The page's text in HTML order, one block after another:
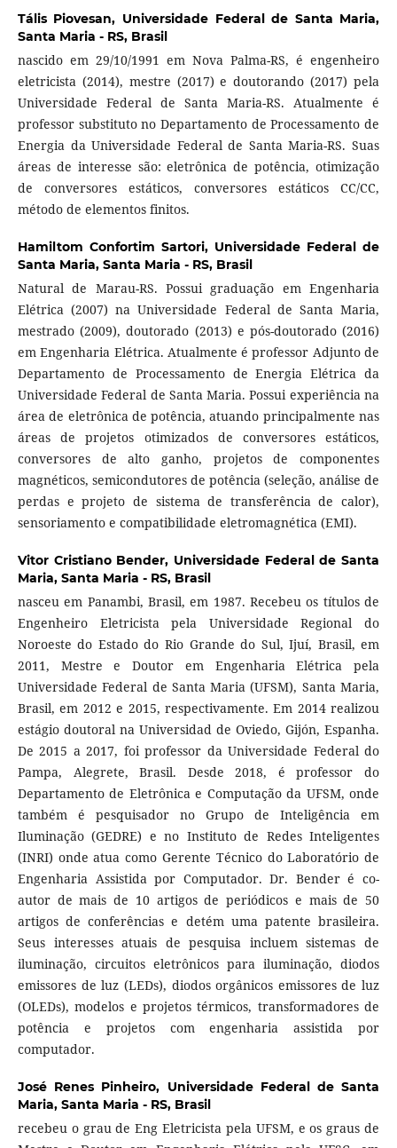
Tális Piovesan, Universidade Federal de Santa Maria,
Santa Maria - RS, Brasil
nascido em 29/10/1991 em Nova Palma-RS, é engenheiro
eletricista (2014), mestre (2017) e doutorando (2017) pela
Universidade Federal de Santa Maria-RS. Atualmente é
professor substituto no Departamento de Processamento de
Energia da Universidade Federal de Santa Maria-RS. Suas
áreas de interesse são: eletrônica de potência, otimização
de conversores estáticos, conversores estáticos CC/CC,
método de elementos finitos.
Hamiltom Confortim Sartori, Universidade Federal de
Santa Maria, Santa Maria - RS, Brasil
Natural de Marau-RS. Possui graduação em Engenharia
Elétrica (2007) na Universidade Federal de Santa Maria,
mestrado (2009), doutorado (2013) e pós-doutorado (2016)
em Engenharia Elétrica. Atualmente é professor Adjunto de
Departamento de Processamento de Energia Elétrica da
Universidade Federal de Santa Maria. Possui experiência na
área de eletrônica de potência, atuando principalmente nas
áreas de projetos otimizados de conversores estáticos,
conversores de alto ganho, projetos de componentes
magnéticos, semicondutores de potência (seleção, análise de
perdas e projeto de sistema de transferência de calor),
sensoriamento e compatibilidade eletromagnética (EMI).
Vitor Cristiano Bender, Universidade Federal de Santa
Maria, Santa Maria - RS, Brasil
nasceu em Panambi, Brasil, em 1987. Recebeu os títulos de
Engenheiro Eletricista pela Universidade Regional do
Noroeste do Estado do Rio Grande do Sul, Ijuí, Brasil, em
2011, Mestre e Doutor em Engenharia Elétrica pela
Universidade Federal de Santa Maria (UFSM), Santa Maria,
Brasil, em 2012 e 2015, respectivamente. Em 2014 realizou
estágio doutoral na Universidad de Oviedo, Gijón, Espanha.
De 2015 a 2017, foi professor da Universidade Federal do
Pampa, Alegrete, Brasil. Desde 2018, é professor do
Departamento de Eletrônica e Computação da UFSM, onde
também é pesquisador no Grupo de Inteligência em
Iluminação (GEDRE) e no Instituto de Redes Inteligentes
(INRI) onde atua como Gerente Técnico do Laboratório de
Engenharia Assistida por Computador. Dr. Bender é co-
autor de mais de 10 artigos de periódicos e mais de 50
artigos de conferências e detém uma patente brasileira.
Seus interesses atuais de pesquisa incluem sistemas de
iluminação, circuitos eletrônicos para iluminação, diodos
emissores de luz (LEDs), diodos orgânicos emissores de luz
(OLEDs), modelos e projetos térmicos, transformadores de
potência e projetos com engenharia assistida por
computador.
José Renes Pinheiro, Universidade Federal de Santa
Maria, Santa Maria - RS, Brasil
recebeu o grau de Eng Eletricista pela UFSM, e os graus de